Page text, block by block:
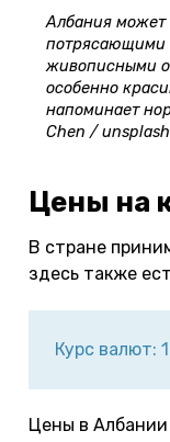
Албания может
потрясающими
живописными
особенно
напоминает
Chen /
Цены на
В стране
здесь также
Курс валют:
Цены в